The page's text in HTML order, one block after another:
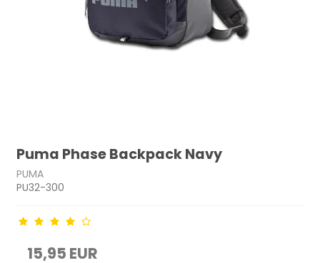
Puma Phase Backpack Navy
PUMA
PU32-300
15,95 EUR